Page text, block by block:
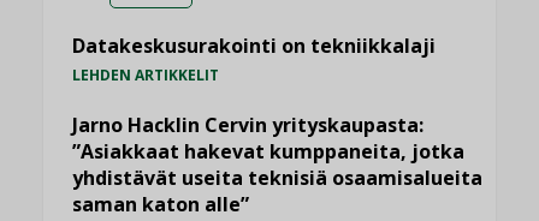
Datakeskusurakointi on tekniikkalaji
LEHDEN ARTIKKELIT
Jarno Hacklin Cervin yrityskaupasta:
”Asiakkaat hakevat kumppaneita, jotka
yhdistävät useita teknisiä osaamisalueita
saman katon alle”